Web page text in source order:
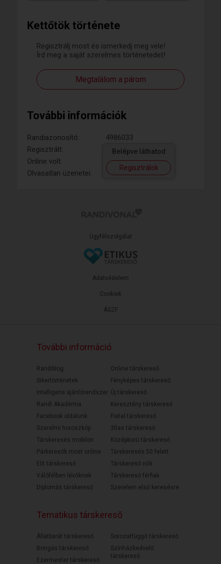
Kettőtök története
Regisztrálj most és ismerkedj meg vele!
Írd meg a saját szerelmes történetedet!
Megtalálom a párom
További információk
Randiazonosító:
4986033
Regisztrált:
Online volt:
Olvasatlan üzenetei:
Belépve láthatod
Regisztrálok
Ügyfélszolgálat
ÁSZF
Adatvédelem
Cookiek
További információ
Randiblog
Sikertörténetek
Intelligens ajánlórendszer
Randi Akadémia
Facebook oldalunk
Szerelmi horoszkóp
Társkeresés mobilon
Párkeresők most online
Elit társkereső
Válófélben lévőknek
Diplomás társkereső
Online társkereső
Fényképes társkereső
Új társkereső
Keresztény társkereső
Fiatal társkereső
30as társkereső
Középkorú társkereső
Társkeresés 50 felett
Társkereső nők
Társkereső férfiak
Szerelem első keresésre
Tematikus társkereső
Állatbarát társkereső
Bringás társkereső
Ezermester társkereső
Sorozatfüggő társkereső
Színházkedvelő
társkereső